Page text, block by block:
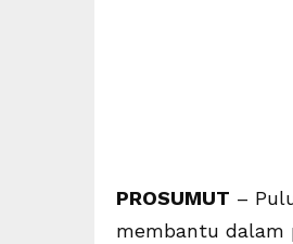
PROSUMUT –
membantu dalam